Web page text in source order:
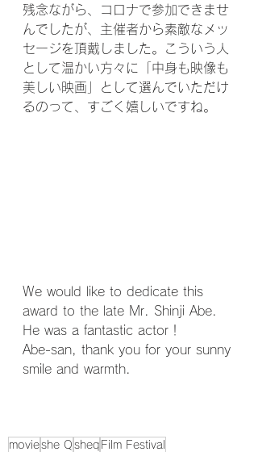
残念ながら、コロナで参加できませ
んでしたが、主催者から素敵なメッ
セージを頂戴しました。こういう人
として温かい方々に「中身も映像も
美しい映画」として選んでいただけ
るのって、すごく嬉しいですね。
We would like to dedicate this
award to the late Mr. Shinji Abe.
He was a fantastic actor！
Abe-san, thank you for your sunny
smile and warmth.
movieshe Q sheq Film Festival